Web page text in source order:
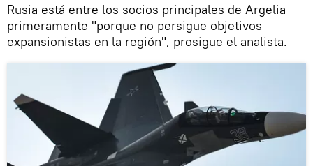
Rusia está entre los socios principales de Argelia
primeramente "porque no persigue objetivos
expansionistas en la región", prosigue el analista.